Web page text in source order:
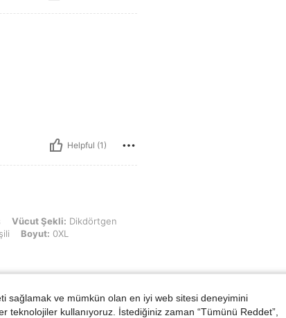
Helpful (1)
KALÇA: 107 cm / 42 in, Bel: 90 cm / 35 in, Büst: 107 cm / 42.1
Vücut Şekli: Dikdörtgen
Boyut: 0XL
Helpful (0)
sağlamak ve mümkün olan en iyi web sitesi deneyimini
teknolojiler kullanıyoruz. İstediğiniz zaman “Tümünü Reddet”,